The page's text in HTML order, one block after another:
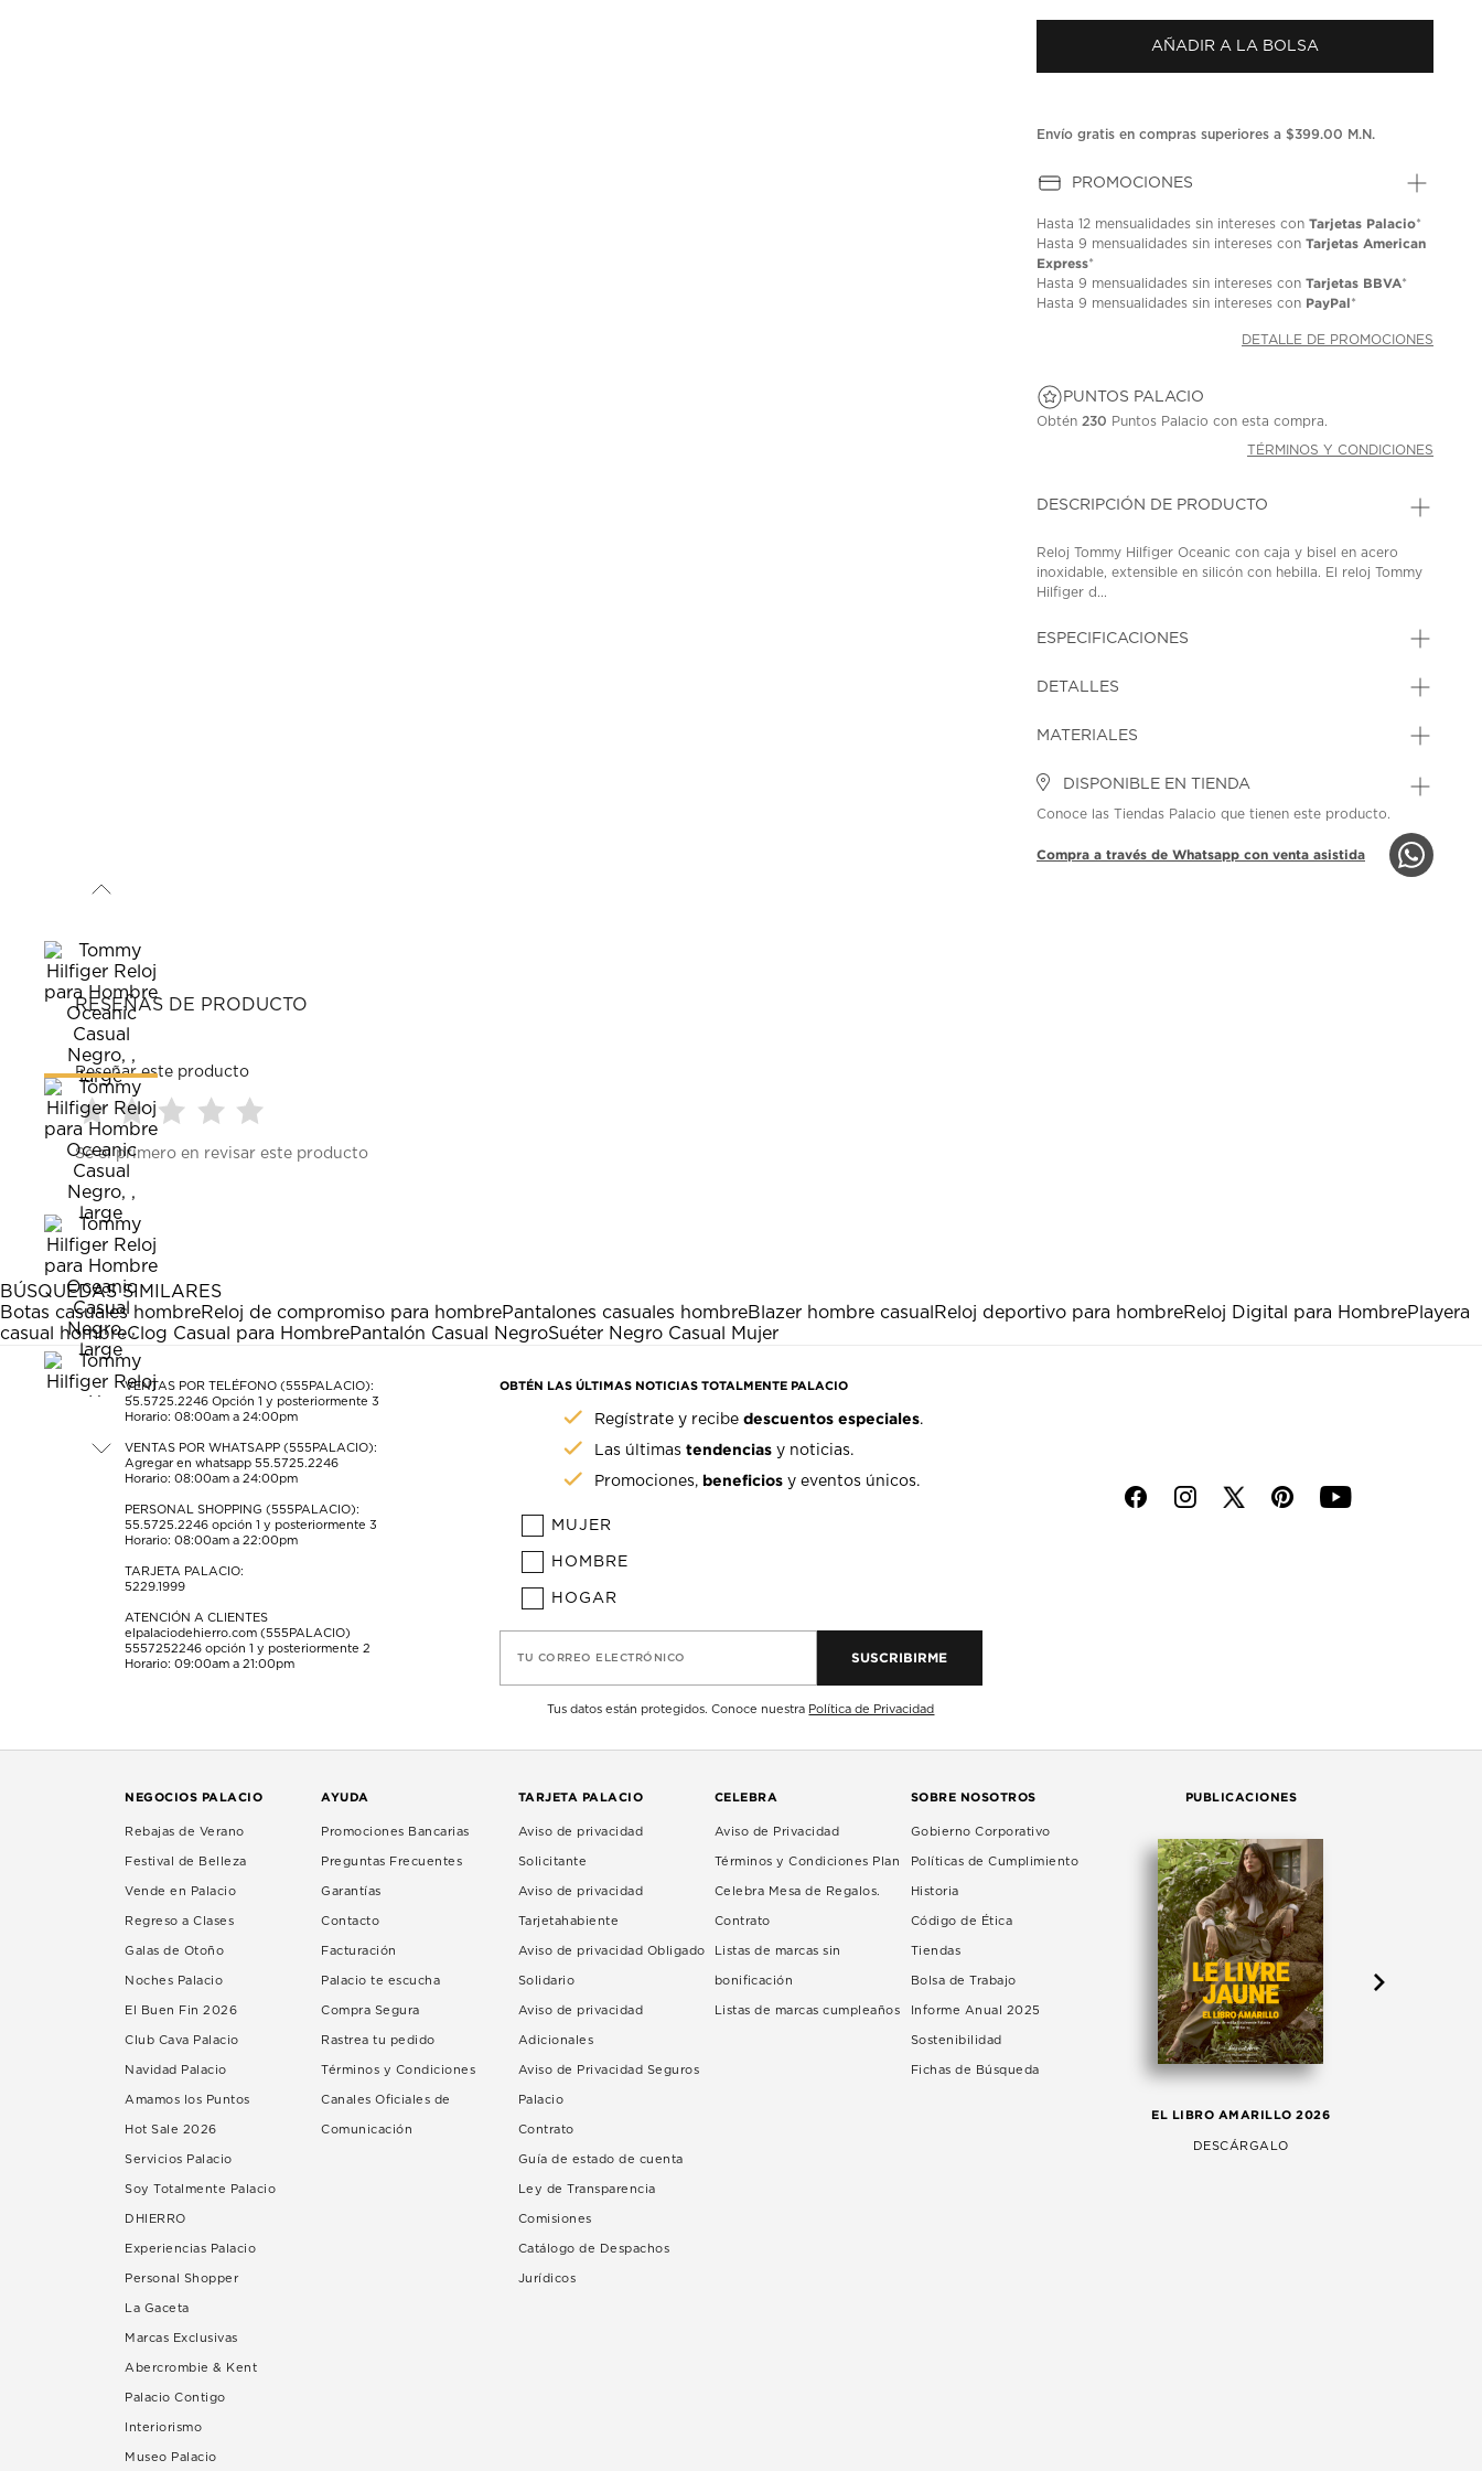
puntuación.
en
la
AÑADIR A LA BOLSA
Envío gratis en compras superiores a $399.00 M.N.
PROMOCIONES
Hasta12 mensualidades sin intereses conTarjetas Palacio*
Hasta9 mensualidades sin intereses conTarjetas American
Express*
Hasta9 mensualidades sin intereses conTarjetas BBVA*
Hasta9 mensualidades sin intereses con PayPal*
DETALLE DE PROMOCIONES
PUNTOS PALACIO
Obtén 230 Puntos Palacio con esta compra.
TÉRMINOS Y CONDICIONES
DESCRIPCIÓN DE PRODUCTO
Reloj Tommy Hilfiger Oceanic con caja y bisel en acero
inoxidable, extensible en silicón con hebilla. El reloj Tommy
Hilfiger d...
ESPECIFICACIONES
DETALLES
MATERIALES
DISPONIBLE EN TIENDA
Conoce las Tiendas Palacio que tienen este producto.
Compra a través de Whatsapp con venta asistida
RESEÑAS DE PRODUCTO
Reseñar este producto
Seleccionar
para
calificar
el
artículo
con
1
estrella
Esta
acción
abrirá
el
formulario
Seleccionar
para
calificar
el
artículo
con
2
estrellas.
Esta
acción
abrirá
el
formulario
de
Seleccionar
para
con
3
estrellas.
Esta
acción
abrirá
formulario
de
para
estrellas.
Esta
acción
abrirá
formulario
de
para
Esta
acción
abrirá
formulario
de
envío.
Sé el primero en revisar este producto
BÚSQUEDAS SIMILARES
Botas casuales hombreReloj de compromiso para hombrePantalones casuales hombreBlazer hombre casual Reloj deportivo para hombreReloj Digital para HombrePlayera
casual hombreClog Casual para HombrePantalón Casual NegroSuéter Negro Casual Mujer
VENTAS POR TELÉFONO (555PALACIO):
55.5725.2246 Opción 1 y posteriormente 3
Horario: 08:00am a 24:00pm
VENTAS POR WHATSAPP (555PALACIO):
Agregar en whatsapp 55.5725.2246
Horario: 08:00am a 24:00pm
PERSONAL SHOPPING (555PALACIO):
55.5725.2246 opción 1 y posteriormente 3
Horario: 08:00am a 22:00pm
TARJETA PALACIO:
5229.1999
ATENCIÓN A CLIENTES
elpalaciodehierro.com (555PALACIO)
5557252246 opción 1 y posteriormente 2
Horario: 09:00am a 21:00pm
OBTÉN LAS ÚLTIMAS NOTICIAS TOTALMENTE PALACIO
Regístrate y recibedescuentos especiales.
Las últimastendencias y noticias.
Promociones, beneficios y eventos únicos.
MUJER
HOMBRE
HOGAR
TU CORREO ELECTRÓNICO SUSCRIBIRME
Tus datos están protegidos. Conoce nuestra Política de Privacidad
f i p y
NEGOCIOS PALACIO
Rebajas de Verano
Festival de Belleza
Vende en Palacio
Regreso a Clases
Galas de Otoño
Noches Palacio
El Buen Fin 2026
Club Cava Palacio
Navidad Palacio
Amamos los Puntos
Hot Sale 2026
Servicios Palacio
Soy Totalmente Palacio
DHIERRO
Experiencias Palacio
Personal Shopper
La Gaceta
Marcas Exclusivas
Abercrombie & Kent
Palacio Contigo
Interiorismo
Museo Palacio
AYUDA
Promociones Bancarias
Preguntas Frecuentes
Garantías
Contacto
Facturación
Palacio te escucha
Compra Segura
Rastrea tu pedido
Términos y Condiciones
Canales Oficiales de
Comunicación
TARJETA PALACIO
Aviso de privacidad
Solicitante
Aviso de privacidad
Tarjetahabiente
Aviso de privacidad Obligado
Solidario
Aviso de privacidad
Adicionales
Aviso de Privacidad Seguros
Palacio
Contrato
Guía de estado de cuenta
Ley de Transparencia
Comisiones
Catálogo de Despachos
Jurídicos
CELEBRA
Aviso de Privacidad
Términos y Condiciones Plan
Celebra Mesa de Regalos.
Contrato
Listas de marcas sin
bonificación
Listas de marcas cumpleaños
SOBRE NOSOTROS
Gobierno Corporativo
Políticas de Cumplimiento
Historia
Código de Ética
Tiendas
Bolsa de Trabajo
Informe Anual 2025
Sostenibilidad
Fichas de Búsqueda
PUBLICACIONES
EL LIBRO AMARILLO 2026
DESCÁRGALO